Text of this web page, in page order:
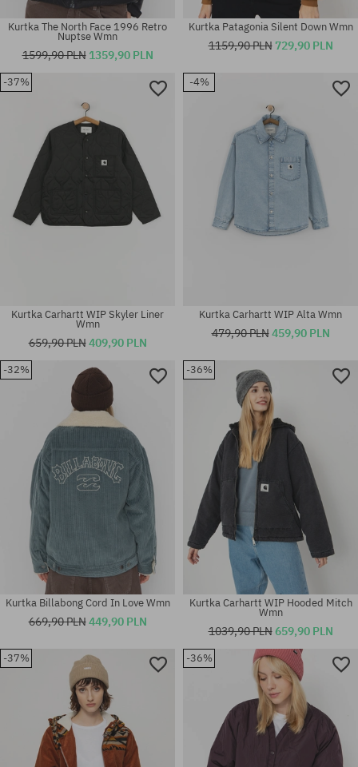
Dostępne rozmiary:
Dostępne rozmiary:
Dostępne rozmiary:
Kurtka The North Face 1996 Retro
Nuptse Wmn
1599,90 PLN 1359,90 PLN
Dostępne rozmiary:
Kurtka Patagonia Silent Down Wmn
1159,90 PLN 729,90 PLN
-37%
Dostępne rozmiary:
Kurtka Carhartt WIP Skyler Liner
Wmn
659,90 PLN409,90 PLN
-4%
Dostępne rozmiary:
Kurtka Carhartt WIP Alta Wmn
479,90 PLN459,90 PLN
-32%
Kurtka Billabong Cord In Love Wmn
669,90 PLN449,90 PLN
-36%
Kurtka Carhartt WIP Hooded Mitch
Wmn
1039,90 PLN659,90 PLN
-37% -36%